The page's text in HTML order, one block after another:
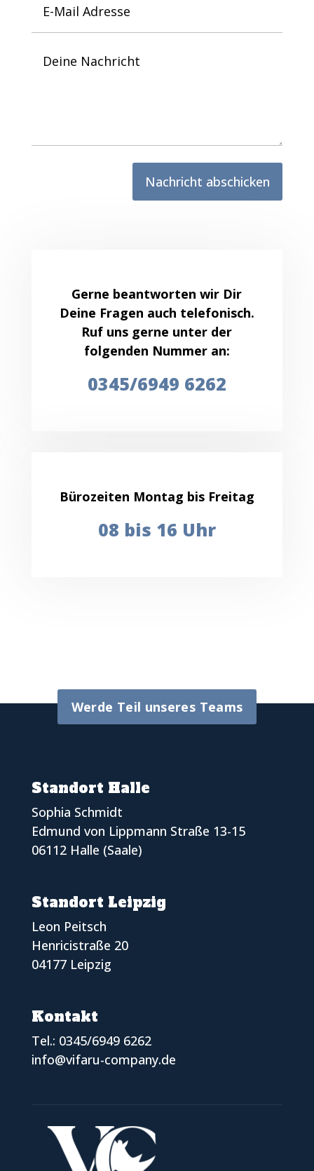
Nachricht abschicken
Gerne beantworten wir Dir
Deine Fragen auch telefonisch.
Ruf uns gerne unter der
folgenden Nummer an:
0345/6949 6262
Bürozeiten Montag bis Freitag
08 bis 16 Uhr
Werde Teil unseres Teams
Standort Halle
Sophia Schmidt
Edmund von Lippmann Straße 13-15
06112 Halle (Saale)
Standort Leipzig
Leon Peitsch
Henricistraße 20
04177 Leipzig
Kontakt
Tel.: 0345/6949 6262
info@vifaru-company.de